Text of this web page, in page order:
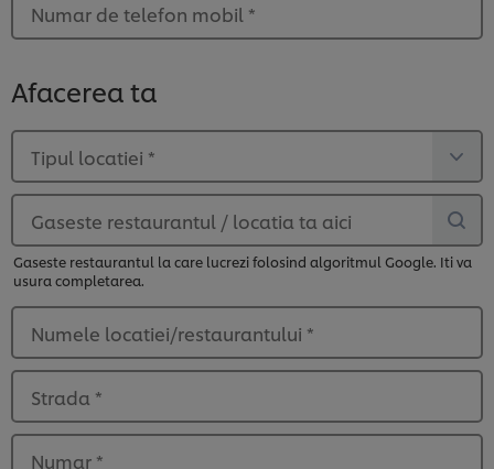
Numar de telefon mobil *
Afacerea ta
Tipul locatiei *
Gaseste restaurantul / locatia ta aici
Gaseste restaurantul la care lucrezi folosind algoritmul Google. Iti va
usura completarea.
Numele locatiei/restaurantului *
Strada *
Numar *